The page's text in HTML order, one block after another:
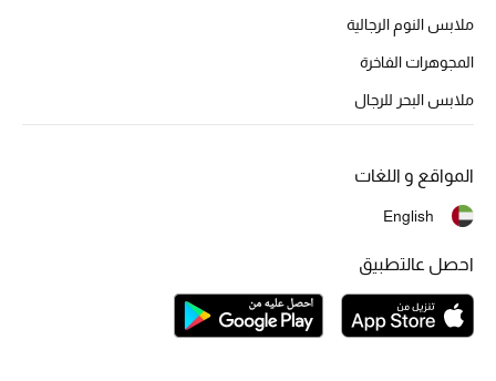
ملابس النوم الرجالية
المجوهرات الفاخرة
ملابس البحر للرجال
المواقع و اللغات
English
احصل عالتطبيق